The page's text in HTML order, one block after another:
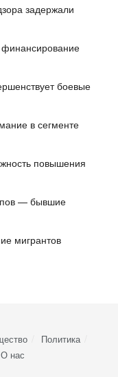
задержали
финансирование
боевые
в сегменте
повышения
— бывшие
мигрантов
Политика
О нас